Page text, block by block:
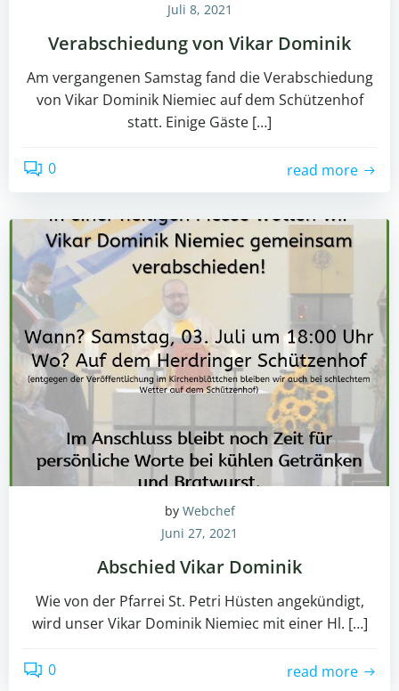
Juli 8, 2021
Verabschiedung von Vikar Dominik
Am vergangenen Samstag fand die Verabschiedung
von Vikar Dominik Niemiec auf dem Schützenhof
statt. Einige Gäste […]
0 read more
by Webchef
Juni 27, 2021
Abschied Vikar Dominik
Wie von der Pfarrei St. Petri Hüsten angekündigt,
wird unser Vikar Dominik Niemiec mit einer Hl. […]
0 read more